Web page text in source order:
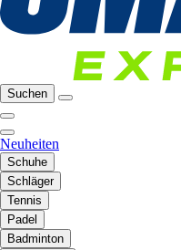
Suchen
Neuheiten
Schuhe
Schläger
Tennis
Padel
Badminton